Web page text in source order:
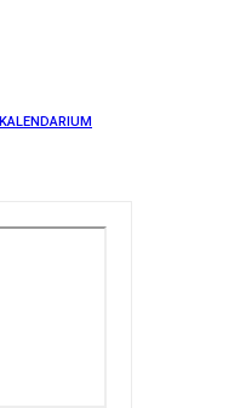
KALENDARIUM